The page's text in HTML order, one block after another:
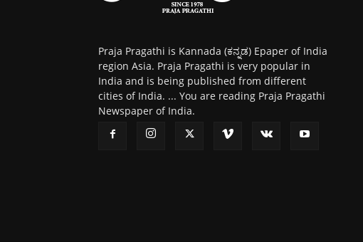
Praja Pragathi is Kannada (ಕನ್ನಡ) Epaper of India
region Asia. Praja Pragathi is very popular in
India and is being published from different
cities of India. ... You are reading Praja Pragathi
Newspaper of India.